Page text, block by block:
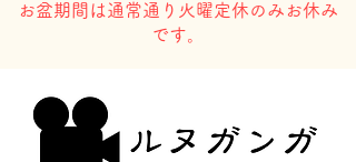
​お盆期間は通常通り火曜定休のみお休み
です。